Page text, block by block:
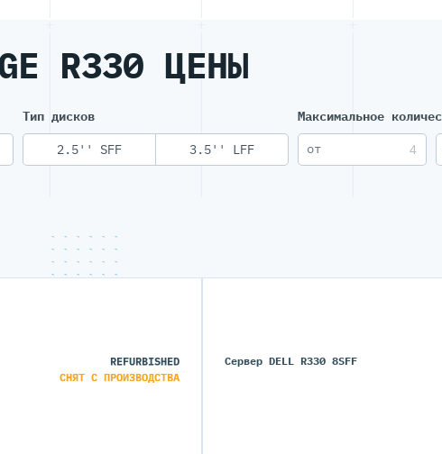
R330 ЦЕНЫ
Тип дисков
2.5'' SFF 3.5'' LFF
Максимальное
REFURBISHED
СНЯТ С ПРОИЗВОДСТВА
Сервер DELL R330 8SFF